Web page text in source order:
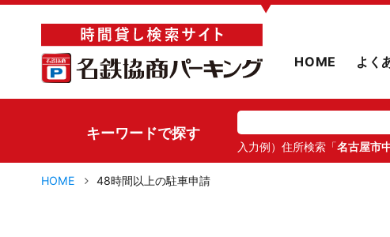
▼
HOME よく
キーワードで探す
入力例）住所検索「名古屋市
HOME 48時間以上の駐車申請